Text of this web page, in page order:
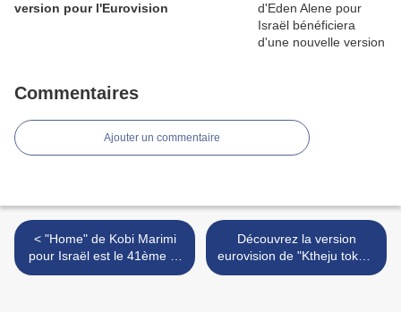
version pour l'Eurovision
Commentaires
Ajouter un commentaire
< "Home" de Kobi Marimi
pour Israël est le 41ème et
dernier titre dévoilé pour
Découvrez la version
eurovision de "Ktheju tokës"
de Jonida Maliqi pour